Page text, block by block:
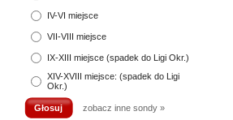
IV-VI miejsce
VII-VIII miejsce
IX-XIII miejsce (spadek do Ligi Okr.)
XIV-XVIII miejsce: (spadek do Ligi
Okr.)
zobacz inne sondy »